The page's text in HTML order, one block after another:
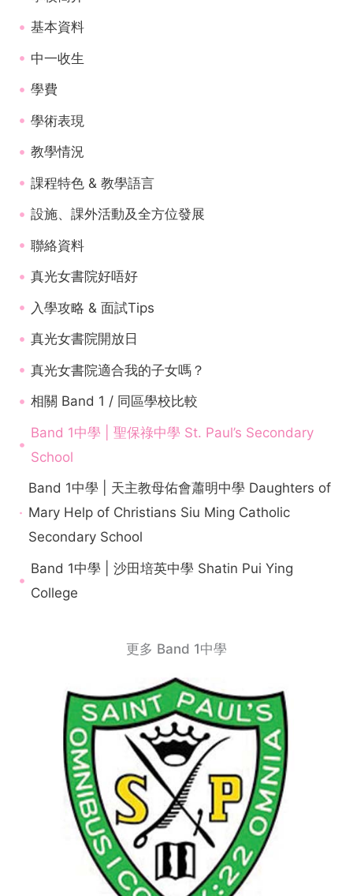
基本資料
中一收生
學費
學術表現
教學情況
課程特色 & 教學語言
設施、課外活動及全方位發展
聯絡資料
真光女書院好唔好
入學攻略 & 面試Tips
真光女書院開放日
真光女書院適合我的子女嗎？
相關 Band 1 / 同區學校比較
Band 1中學 | 聖保祿中學 St. Paul’s Secondary
School
Band 1中學 | 天主教母佑會蕭明中學 Daughters of
Mary Help of Christians Siu Ming Catholic
Secondary School
Band 1中學 | 沙田培英中學 Shatin Pui Ying
College
更多 Band 1中學